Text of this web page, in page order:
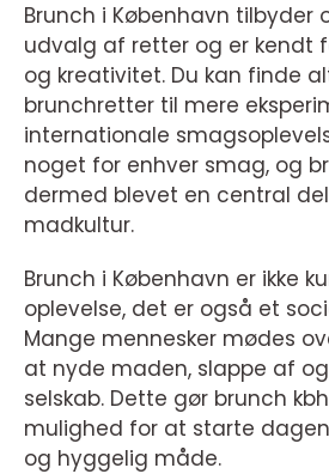
Brunch i København tilbyder
udvalg af retter og er kendt
og kreativitet. Du kan finde
brunchretter til mere
internationale
noget for enhver smag, og
dermed blevet en central
madkultur.
Brunch i København er ikke
oplevelse, det er også et
Mange mennesker mødes
at nyde maden, slappe af
selskab. Dette gør brunch
mulighed for at starte
og hyggelig måde.